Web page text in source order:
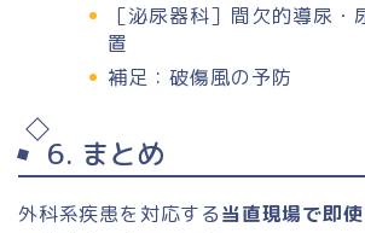
［泌尿器科］間欠的導尿・
置
補足：破傷風の予防
6. まとめ
外科系疾患を対応する当直現場で即